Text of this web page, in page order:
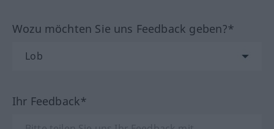
Wozu möchten Sie uns Feedback geben?*
Ihr Feedback*